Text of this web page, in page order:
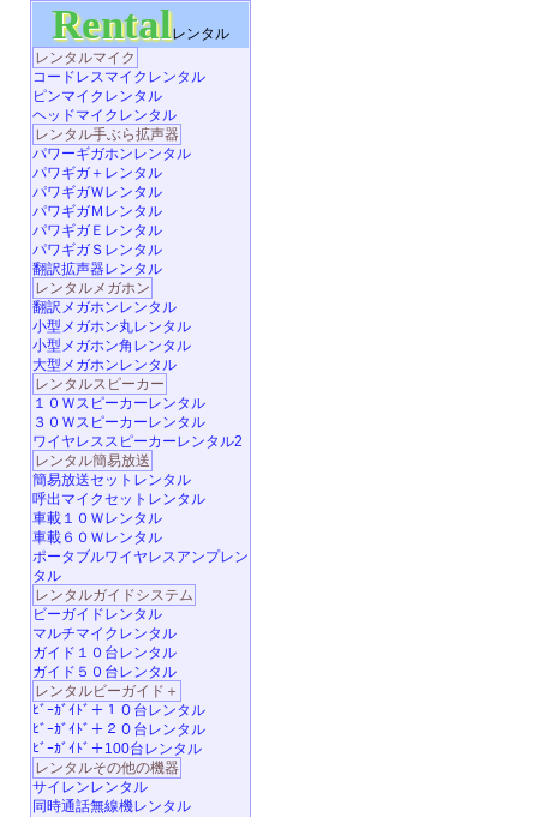
Rentalレンタル
レンタルマイク
コードレスマイクレンタル
ピンマイクレンタル
ヘッドマイクレンタル
レンタル手ぶら拡声器
パワーギガホンレンタル
パワギガ＋レンタル
パワギガＷレンタル
パワギガＭレンタル
パワギガＥレンタル
パワギガＳレンタル
翻訳拡声器レンタル
レンタルメガホン
翻訳メガホンレンタル
小型メガホン丸レンタル
小型メガホン角レンタル
大型メガホンレンタル
レンタルスピーカー
１０Ｗスピーカーレンタル
３０Ｗスピーカーレンタル
ワイヤレススピーカーレンタル2
レンタル簡易放送
簡易放送セットレンタル
呼出マイクセットレンタル
車載１０Ｗレンタル
車載６０Ｗレンタル
ポータブルワイヤレスアンプレン
タル
レンタルガイドシステム
ビーガイドレンタル
マルチマイクレンタル
ガイド１０台レンタル
ガイド５０台レンタル
レンタルビーガイド＋
ﾋﾞｰｶﾞｲﾄﾞ＋１０台レンタル
ﾋﾞｰｶﾞｲﾄﾞ＋２０台レンタル
ﾋﾞｰｶﾞｲﾄﾞ＋100台レンタル
レンタルその他の機器
サイレンレンタル
同時通話無線機レンタル